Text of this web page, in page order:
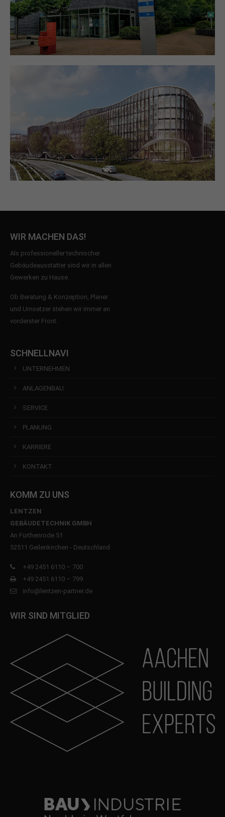
WIR MACHEN DAS!
Als professioneller technischer
Gebäudeausstatter sind wir in allen
Gewerken zu Hause.
Ob Beratung & Konzeption, Planer
und Umsetzer stehen wir immer an
vorderster Front.
SCHNELLNAVI
UNTERNEHMEN
ANLAGENBAU
SERVICE
PLANUNG
KARRIERE
KONTAKT
KOMM ZU UNS
LENTZEN
GEBÄUDETECHNIK GMBH
An Fürthenrode 51
52511 Geilenkirchen - Deutschland
+49 2451 6110 – 700
+49 2451 6110 – 799
info@lentzen-partner.de
WIR SIND MITGLIED